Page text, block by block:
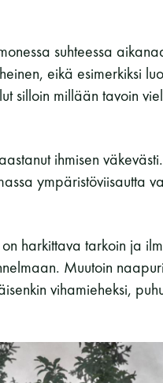
suhteessa
eikä esimerkiksi
silloin millään tavoin
ihmisen
ympäristöviisautta
harkittava tarkoin ja
Muutoin
vihamieheksi,